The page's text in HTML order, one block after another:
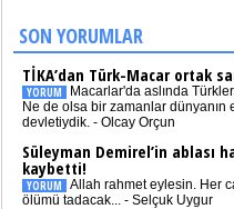
SON YORUMLAR
TİKA’dan Türk-Macar ortak
YORUM
Macarlar'da aslında
Ne de olsa bir zamanlar dünyanın
devletiydik. - Olcay Orçun
Süleyman Demirel’in ablası
kaybetti!
YORUM Allah rahmet eylesin. Her
ölümü tadacak... - Selçuk Uygur